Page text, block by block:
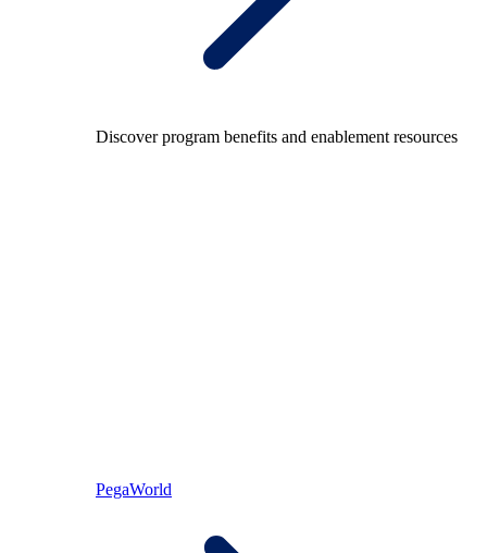
Discover program benefits and enablement resources
PegaWorld